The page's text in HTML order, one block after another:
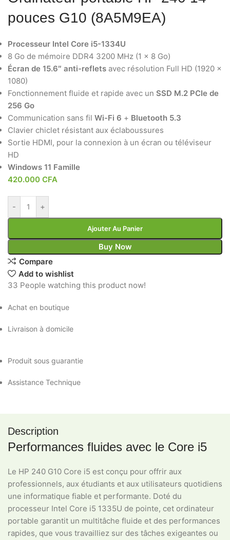
pouces G10 (8A5M9EA)
Processeur Intel Core i5-1334U
8 Go de mémoire DDR4 3200 MHz (1 x 8 Go)
Écran de 15.6″ anti-reflets avec résolution Full HD (1920 x
1080)
Fonctionnement fluide et rapide avec un SSD M.2 PCIe de
256 Go
Communication sans filWi-Fi 6 + Bluetooth 5.3
Clavier chiclet résistant aux éclaboussures
Sortie HDMI, pour la connexion à un écran ou téléviseur
HD
Windows 11 Famille
420.000CFA
- +
Ajouter Au Panier
Buy Now
Compare
Add to wishlist
33 People watching this product now!
Achat en boutique
Livraison à domicile
Produit sous guarantie
Assistance Technique
Description
Performances fluides avec le Core i5
Le HP 240 G10 Core i5 est conçu pour offrir aux
professionnels, aux étudiants et aux utilisateurs quotidiens
une informatique fiable et performante. Doté du
processeur Intel Core i5 1335U de pointe, cet ordinateur
portable garantit un multitâche fluide et des performances
rapides, que vous travailliez sur des tâches exigeantes ou